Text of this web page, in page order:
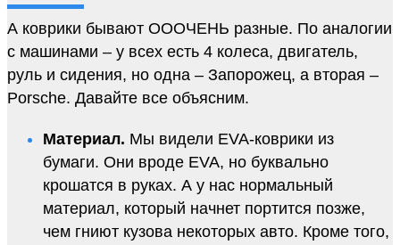
А коврики бывают ОООЧЕНЬ разные. По аналогии
с машинами – у всех есть 4 колеса, двигатель,
руль и сидения, но одна – Запорожец, а вторая –
Porsche. Давайте все объясним.
Материал. Мы видели EVA-коврики из
бумаги. Они вроде EVA, но буквально
крошатся в руках. А у нас нормальный
материал, который начнет портится позже,
чем гниют кузова некоторых авто. Кроме того,